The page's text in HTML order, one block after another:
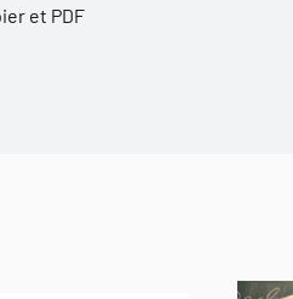
et PDF